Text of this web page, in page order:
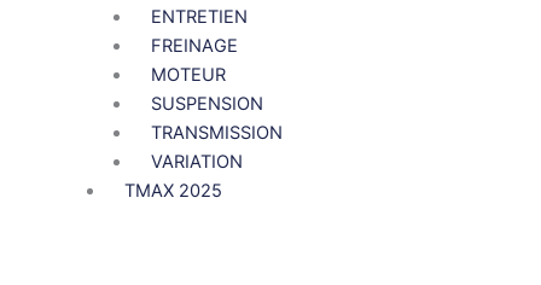
ENTRETIEN
FREINAGE
MOTEUR
SUSPENSION
TRANSMISSION
VARIATION
TMAX 2025